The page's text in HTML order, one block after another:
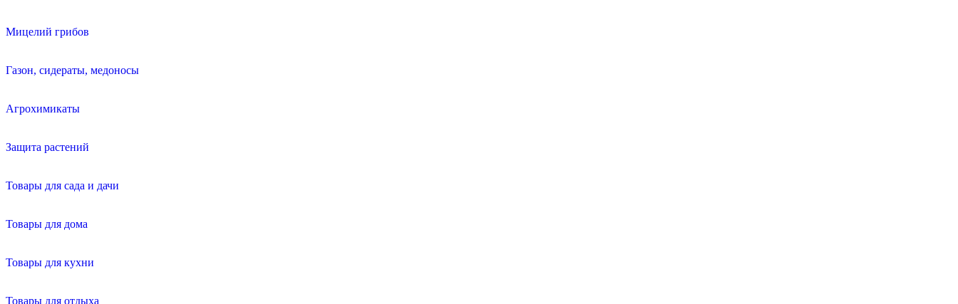
Мицелий грибов
Газон, сидераты, медоносы
Агрохимикаты
Защита растений
Товары для сада и дачи
Товары для дома
Товары для кухни
Товары для отдыха